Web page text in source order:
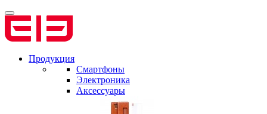
Продукция
Смартфоны
Электроника
Аксессуары